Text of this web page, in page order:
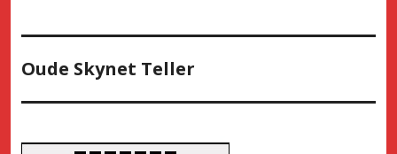
Oude Skynet Teller